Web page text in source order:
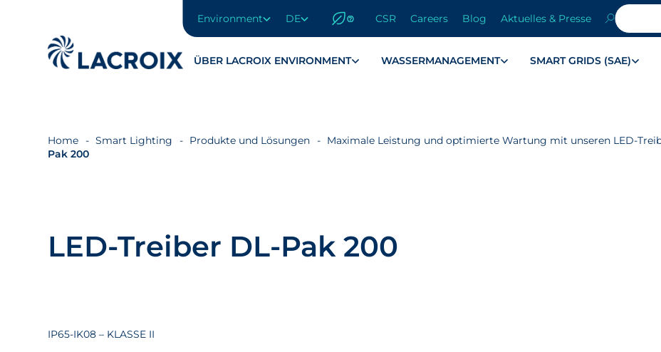
Navigationsmenü
Fußbereich
ÜBER LACROIX ENVIRONMENT WASSERMANAGEMENT SMART GRIDS (SAE)
Environment CSR Careers Blog Aktuelles & Presse
DE
Home Smart Lighting Produkte und Lösungen Maximale Leistung und optimierte Wartung mit unseren LED-
Pak 200
LED-Treiber DL-Pak 200
IP65-IK08 – KLASSE II